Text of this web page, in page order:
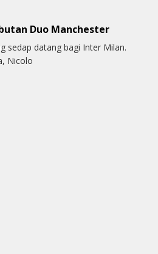
Duo Manchester
sedap datang bagi Inter Milan.
Nicolo